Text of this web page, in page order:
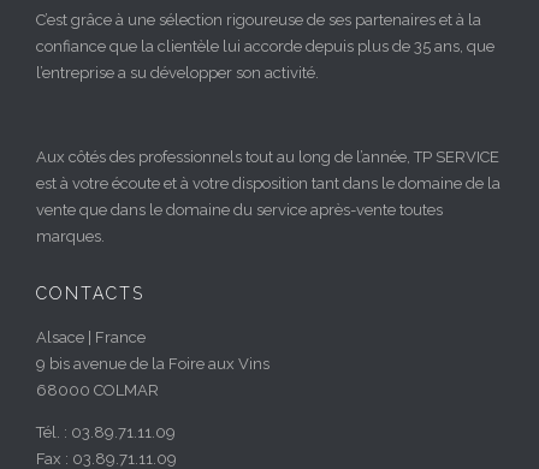
C’est grâce à une sélection rigoureuse de ses partenaires et à la
confiance que la clientèle lui accorde depuis plus de 35 ans, que
l’entreprise a su développer son activité.
Aux côtés des professionnels tout au long de l’année, TP SERVICE
est à votre écoute et à votre disposition tant dans le domaine de la
vente que dans le domaine du service après-vente toutes
marques.
CONTACTS
Alsace | France
9 bis avenue de la Foire aux Vins
68000 COLMAR
Tél. : 03.89.71.11.09
Fax : 03.89.71.11.09